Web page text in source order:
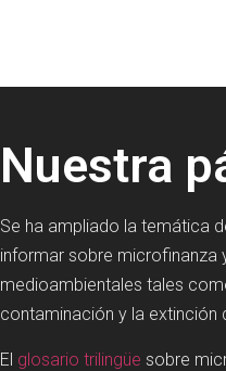
Nuestra
Se ha ampliado la temática
informar sobre
medioambientales tales
contaminación y la extinción
El glosario trilingüe sobre